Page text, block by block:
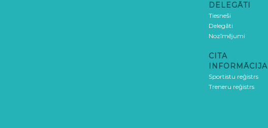
DELEGĀTI
Tiesneši
Delegāti
Nozīmējumi
CITA
INFORMĀCIJA
Sportistu reģistrs
Treneru reģistrs